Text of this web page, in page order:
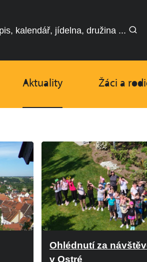
kalendář, jídelna, družina ...
Aktuality Žáci a
Ohlédnutí za
v Ostré